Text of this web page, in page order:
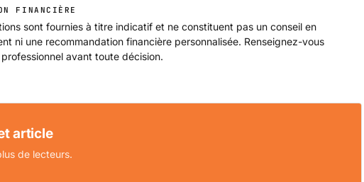
FINANCIÈRE
sont fournies à titre indicatif et ne constituent pas un conseil en
ni une recommandation financière personnalisée. Renseignez-vous
avant toute décision.
article
de lecteurs.